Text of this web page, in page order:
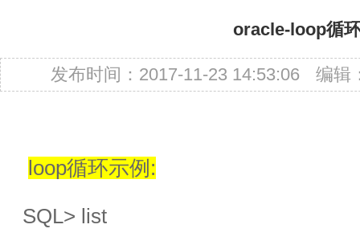
oracle-loop循
发布时间：2017-11-23 14:53:06 编辑
loop循环示例 :
SQL> list